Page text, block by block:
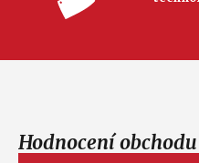
Hodnocení obchodu